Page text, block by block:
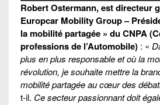
Robert Ostermann, est directeur
Europcar Mobility Group –
la mobilité partagée » du CNPA
professions de l’Automobile) : «
plus en plus responsable et où la
révolution, je souhaite mettre la
mobilité partagée au cœur des
t-il. Ce secteur passionnant doit